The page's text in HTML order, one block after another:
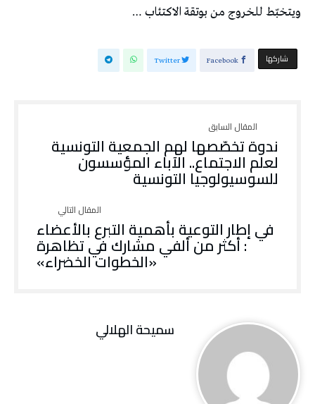
ويتخبّط للخروج من بوتقة الاكتئاب …
‫‫ شاركها‬ Facebook
Twitter
ندوة تخصّصها لهم الجمعية التونسية
لعلم الاجتماع.. الآباء المؤسسون
للسوسيولوجيا التونسية
في إطار التوعية بأهمية التبرع بالأعضاء
: أكثر من ألفي مشارك في تظاهرة
«الخطوات الخضراء»
سميحة الهلالي